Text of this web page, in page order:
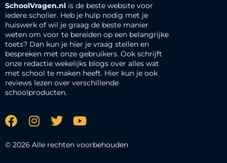
SchoolVragen.nl is de beste website voor
iedere scholier. Heb je hulp nodig met je
huiswerk of wil je graag de beste manier
weten om voor te bereiden op een belangrijke
toets? Dan kun je hier je vraag stellen en
bespreken met onze gebruikers. Ook schrijft
onze redactie wekelijks blogs over alles wat
met school te maken heeft. Hier kun je ook
reviews lezen over verschillende
schoolproducten.
© 2026 Alle rechten voorbehouden